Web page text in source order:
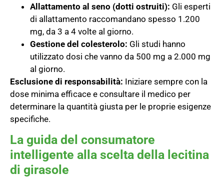
Allattamento al seno (dotti ostruiti): Gli esperti
di allattamento raccomandano spesso 1.200
mg, da 3 a 4 volte al giorno.
Gestione del colesterolo: Gli studi hanno
utilizzato dosi che vanno da 500 mg a 2.000 mg
al giorno.
Esclusione di responsabilità: Iniziare sempre con la
dose minima efficace e consultare il medico per
determinare la quantità giusta per le proprie esigenze
specifiche.
La guida del consumatore
intelligente alla scelta della lecitina
di girasole